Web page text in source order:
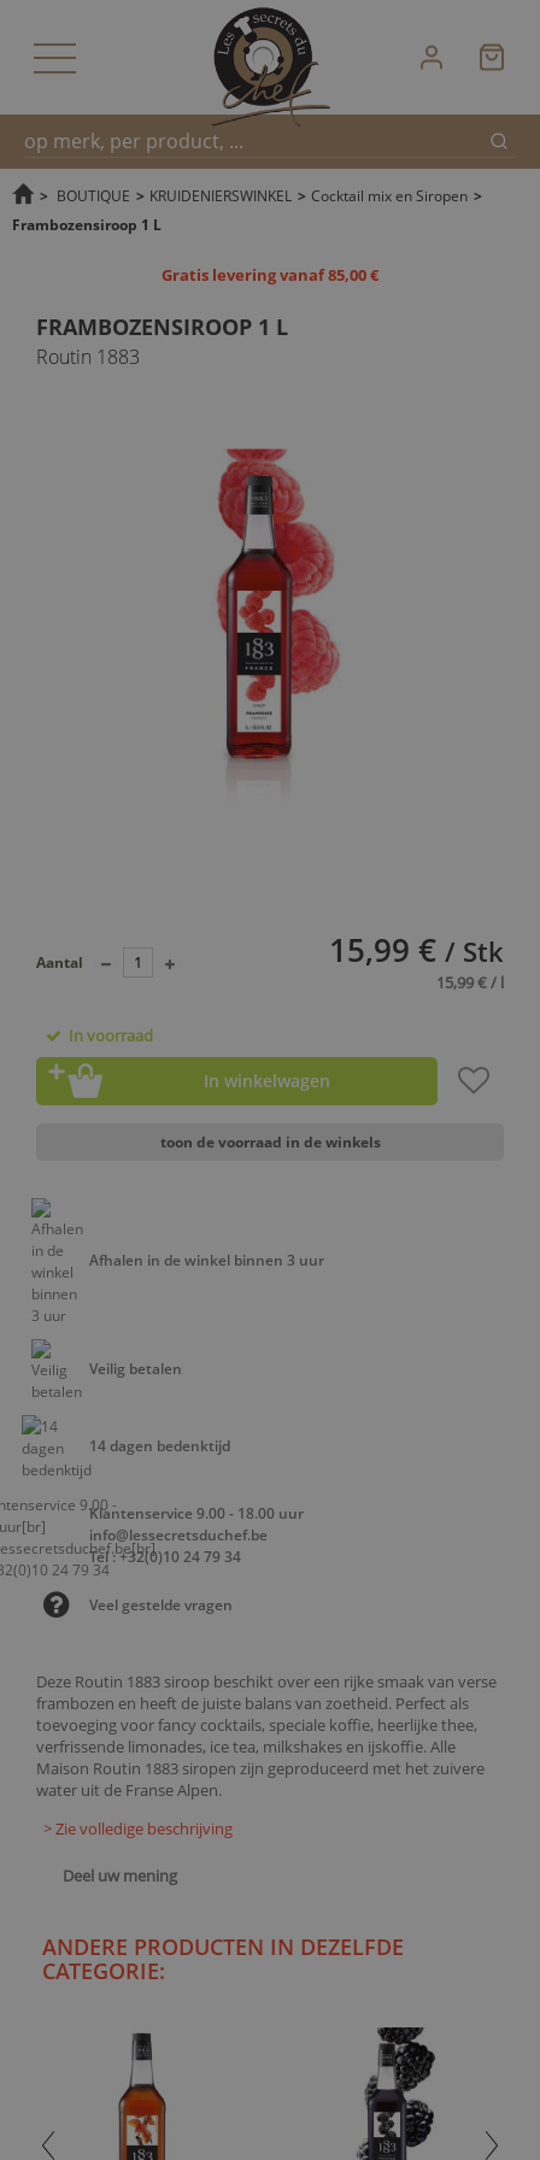
Snel
> BOUTIQUE > KRUIDENIERSWINKEL > Cocktail mix en Siropen >
Frambozensiroop 1 L
Gratis levering vanaf 85,00 €
FRAMBOZENSIROOP 1 L
Routin 1883
Deze Routin 1883 siroop beschikt over een rijke smaak van verse
frambozen en heeft de juiste balans van zoetheid. Perfect als
toevoeging voor fancy cocktails, speciale koffie, heerlijke thee,
verfrissende limonades, ice tea, milkshakes en ijskoffie. Alle
Maison Routin 1883 siropen zijn geproduceerd met het zuivere
water uit de Franse Alpen.
> Zie volledige beschrijving
Deel uw mening
15,99 € / Stk
15,99 € / l
Aantal
In voorraad
In winkelwagen
toon de voorraad in de winkels
Afhalen in de winkel binnen 3 uur
Veilig betalen
14 dagen bedenktijd
Klantenservice 9.00 - 18.00 uur
info@lessecretsduchef.be
Tel : +32(0)10 24 79 34
Veel gestelde vragen
ANDERE PRODUCTEN IN DEZELFDE
CATEGORIE: